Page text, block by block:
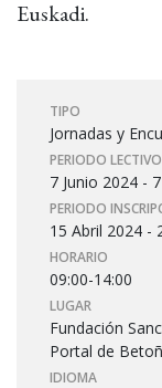
Euskadi.
TIPO
Jornadas y
PERIODO LECTIVO
7 Junio 2024 -
PERIODO
15 Abril 2024 -
HORARIO
09:00-14:00
LUGAR
Fundación
Portal de
IDIOMA